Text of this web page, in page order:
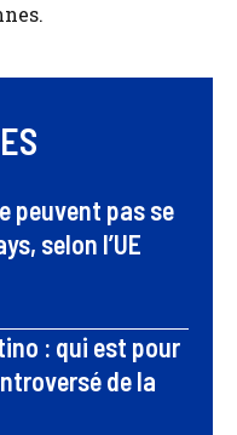
peuvent pas se
selon l’UE
: qui est pour
de la